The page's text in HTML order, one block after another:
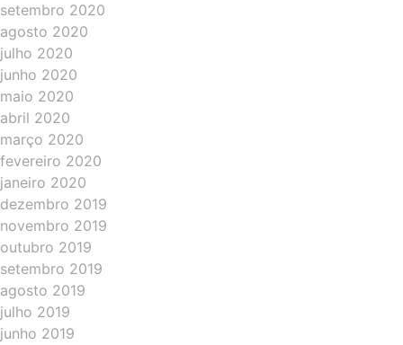
setembro 2020
agosto 2020
julho 2020
junho 2020
maio 2020
abril 2020
março 2020
fevereiro 2020
janeiro 2020
dezembro 2019
novembro 2019
outubro 2019
setembro 2019
agosto 2019
julho 2019
junho 2019